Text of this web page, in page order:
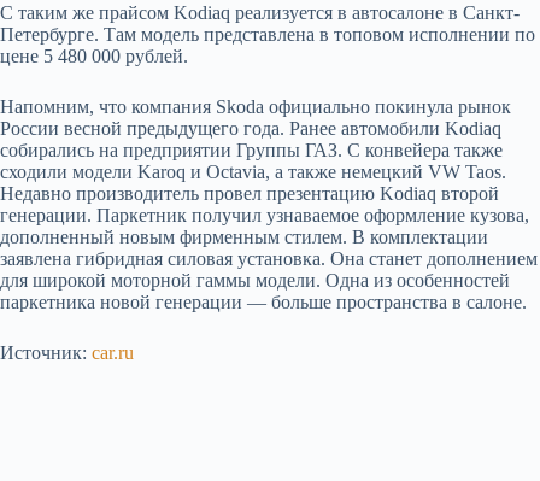
С таким же прайсом Kodiaq реализуется в автосалоне в Санкт-
Петербурге. Там модель представлена в топовом исполнении по
цене 5 480 000 рублей.
Напомним, что компания Skoda официально покинула рынок
России весной предыдущего года. Ранее автомобили Kodiaq
собирались на предприятии Группы ГАЗ. С конвейера также
сходили модели Karoq и Octavia, а также немецкий VW Taos.
Недавно производитель провел презентацию Kodiaq второй
генерации. Паркетник получил узнаваемое оформление кузова,
дополненный новым фирменным стилем. В комплектации
заявлена гибридная силовая установка. Она станет дополнением
для широкой моторной гаммы модели. Одна из особенностей
паркетника новой генерации — больше пространства в салоне.
Источник: car.ru